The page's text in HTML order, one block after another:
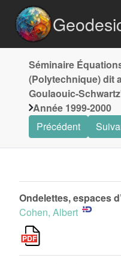
Séminaire
(Polytechnique) dit
Goulaouic-
Année 1999-2000
Précédent
Ondelettes, espaces
Cohen, Albert